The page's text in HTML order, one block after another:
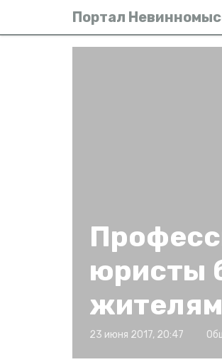
Портал
юристы
23 июня 2017, 20:47